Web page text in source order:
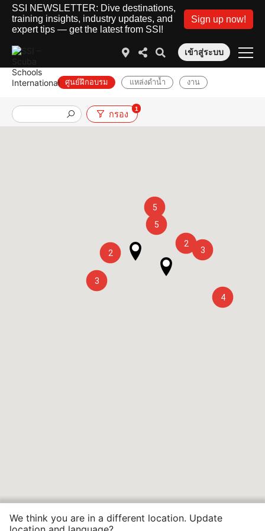
SSI NEWSLETTER: Dive destinations,
training insights, industry updates, and
expert tips — get the latest from SSI!
Sign up now!
เข้าสู่ระบบ
ศูนย์ฝึกอบรม แหล่งดำน้ำ งาน
กรอง
1
5
5
2
3
2
3
4
We think you are in a different location. Update